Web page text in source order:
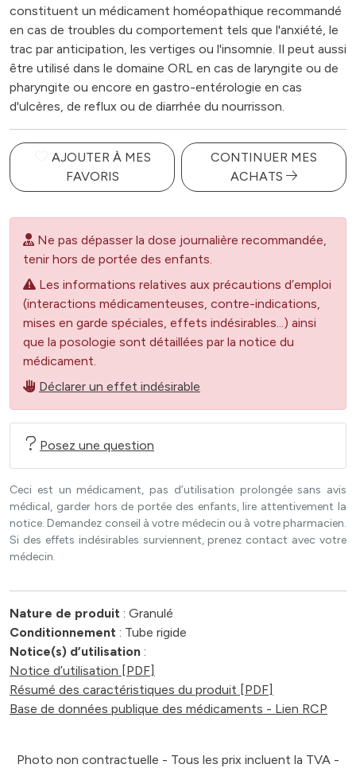
constituent un médicament homéopathique recommandé
en cas de troubles du comportement tels que l'anxiété, le
trac par anticipation, les vertiges ou l'insomnie. Il peut aussi
être utilisé dans le domaine ORL en cas de laryngite ou de
pharyngite ou encore en gastro-entérologie en cas
d'ulcères, de reflux ou de diarrhée du nourrisson.
AJOUTER À MES
FAVORIS
CONTINUER MES
ACHATS
Ne pas dépasser la dose journalière recommandée,
tenir hors de portée des enfants.
Les informations relatives aux précautions d’emploi
(interactions médicamenteuses, contre-indications,
mises en garde spéciales, effets indésirables...) ainsi
que la posologie sont détaillées par la notice du
médicament.
Déclarer un effet indésirable
Posez une question
Ceci est un médicament, pas d’utilisation prolongée sans avis
médical, garder hors de portée des enfants, lire attentivement la
notice. Demandez conseil à votre médecin ou à votre pharmacien.
Si des effets indésirables surviennent, prenez contact avec votre
médecin.
Nature de produit : Granulé
Conditionnement : Tube rigide
Notice(s) d’utilisation :
Notice d’utilisation [PDF]
Résumé des caractéristiques du produit [PDF]
Base de données publique des médicaments - Lien RCP
Photo non contractuelle - Tous les prix incluent la TVA -